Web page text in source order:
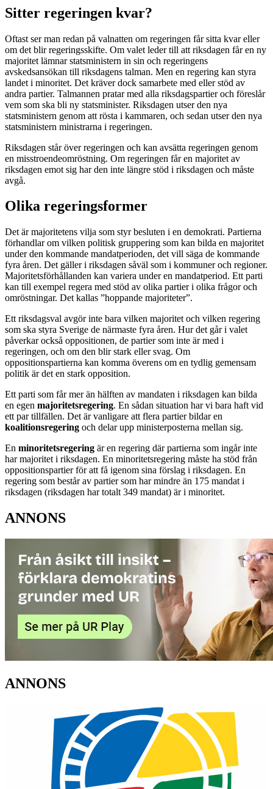
Sitter regeringen kvar?
Oftast ser man redan på valnatten om regeringen får sitta kvar eller
om det blir regeringsskifte. Om valet leder till att riksdagen får en ny
majoritet lämnar statsministern in sin och regeringens
avskedsansökan till riksdagens talman. Men en regering kan styra
landet i minoritet. Det kräver dock samarbete med eller stöd av
andra partier. Talmannen pratar med alla riksdagspartier och föreslår
vem som ska bli ny statsminister. Riksdagen utser den nya
statsministern genom att rösta i kammaren, och sedan utser den nya
statsministern ministrarna i regeringen.
Riksdagen står över regeringen och kan avsätta regeringen genom
en misstroendeomröstning. Om regeringen får en majoritet av
riksdagen emot sig har den inte längre stöd i riksdagen och måste
avgå.
Olika regeringsformer
Det är majoritetens vilja som styr besluten i en demokrati. Partierna
förhandlar om vilken politisk gruppering som kan bilda en majoritet
under den kommande mandatperioden, det vill säga de kommande
fyra åren. Det gäller i riksdagen såväl som i kommuner och regioner.
Majoritetsförhållanden kan variera under en mandatperiod. Ett parti
kan till exempel regera med stöd av olika partier i olika frågor och
omröstningar. Det kallas ”hoppande majoriteter”.
Ett riksdagsval avgör inte bara vilken majoritet och vilken regering
som ska styra Sverige de närmaste fyra åren. Hur det går i valet
påverkar också oppositionen, de partier som inte är med i
regeringen, och om den blir stark eller svag. Om
oppositionspartierna kan komma överens om en tydlig gemensam
politik är det en stark opposition.
Ett parti som får mer än hälften av mandaten i riksdagen kan bilda
en egen majoritetsregering. En sådan situation har vi bara haft vid
ett par tillfällen. Det är vanligare att flera partier bildar en
koalitionsregering och delar upp ministerposterna mellan sig.
En minoritetsregering är en regering där partierna som ingår inte
har majoritet i riksdagen. En minoritetsregering måste ha stöd från
oppositionspartier för att få igenom sina förslag i riksdagen. En
regering som består av partier som har mindre än 175 mandat i
riksdagen (riksdagen har totalt 349 mandat) är i minoritet.
ANNONS
ANNONS